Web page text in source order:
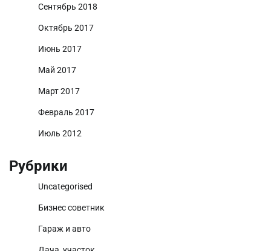
Сентябрь 2018
Октябрь 2017
Июнь 2017
Май 2017
Март 2017
Февраль 2017
Июль 2012
Рубрики
Uncategorised
Бизнес советник
Гараж и авто